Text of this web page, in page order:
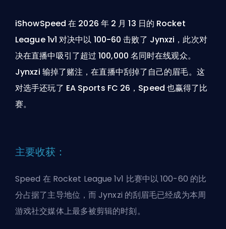
iShowSpeed 在 2026 年 2 月 13 日的 Rocket
League 1v1 对决中以 100-60 击败了 Jynxzi，此次对
决在直播中吸引了超过 100,000 名同时在线观众。
Jynxzi 输掉了赌注，在直播中刮掉了自己的眉毛。这
对选手还玩了 EA Sports FC 26，Speed 也赢得了比
赛。
主要收获：
Speed 在 Rocket League 1v1 比赛中以 100-60 的比
分占据了主导地位，而 Jynxzi 的刮眉毛已经成为本周
游戏社交媒体上最多被剪辑的时刻。